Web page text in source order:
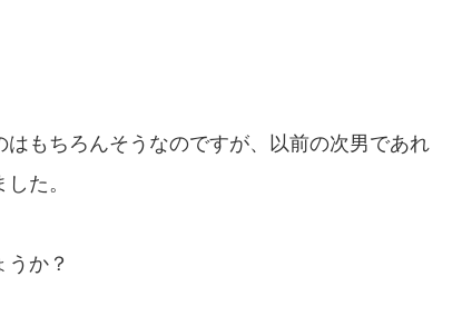
はもちろんそうなのですが、以前の次男であれ
た。
か？